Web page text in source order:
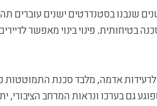
שנבנו בסטנדרטים ישנים עוברים
בטיחותית. פינוי בינוי מאפשר
לרעידות אדמה, מלבד סכנת
גם בערכו ונראות המרחב הציבורי,